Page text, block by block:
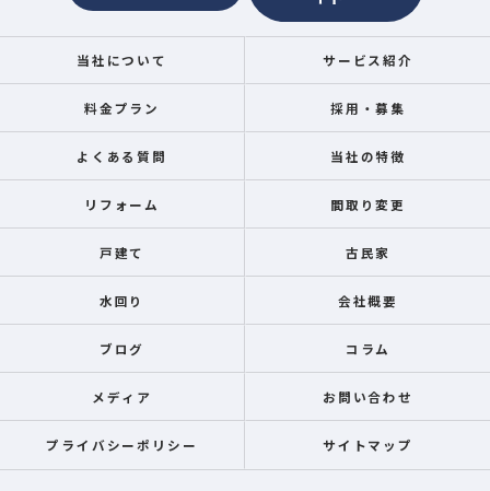
当社について サービス紹介
料金プラン 採用・募集
よくある質問 当社の特徴
リフォーム 間取り変更
戸建て 古民家
水回り 会社概要
ブログ コラム
メディア お問い合わせ
プライバシーポリシー サイトマップ